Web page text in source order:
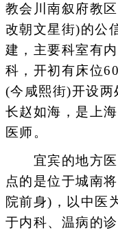
教会川南叙府教
改朝文星街)的公
建，主要科室有
科，开初有床位
(今咸熙街)开设
长赵如海，是上
医师。
宜宾的地方医
点的是位于城南
院前身)，以中医
于内科、温病的